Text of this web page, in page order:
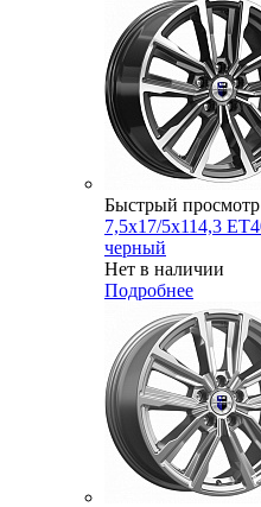
Быстрый просмотр
7,5x17/5x114,3
черный
Нет в наличии
Подробнее